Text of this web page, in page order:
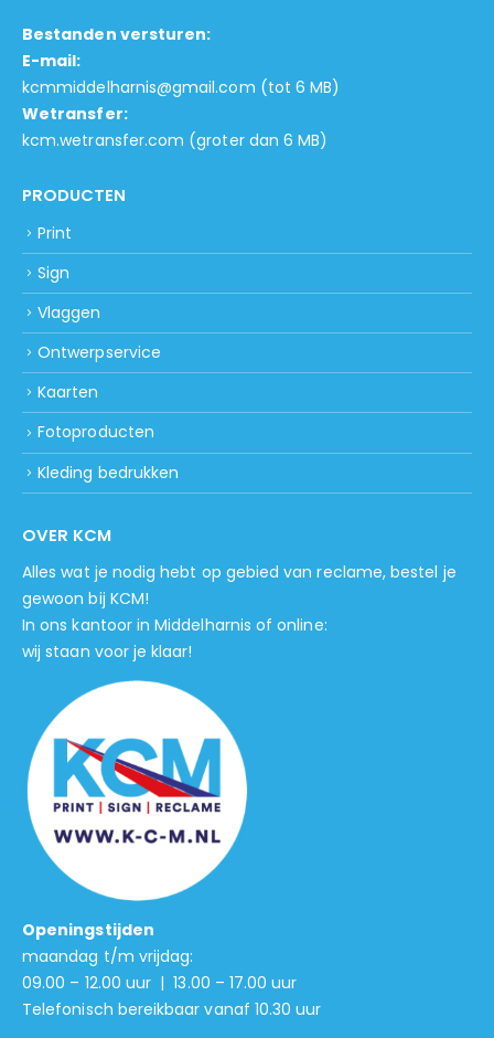
Bestanden versturen:
E-mail:
kcmmiddelharnis@gmail.com (tot 6 MB)
Wetransfer:
kcm.wetransfer.com (groter dan 6 MB)
PRODUCTEN
Print
Sign
Vlaggen
Ontwerpservice
Kaarten
Fotoproducten
Kleding bedrukken
OVER KCM
Alles wat je nodig hebt op gebied van reclame, bestel je
gewoon bij KCM!
In ons kantoor in Middelharnis of online:
wij staan voor je klaar!
Openingstijden
maandag t/m vrijdag:
09.00 – 12.00 uur | 13.00 – 17.00 uur
Telefonisch bereikbaar vanaf 10.30 uur